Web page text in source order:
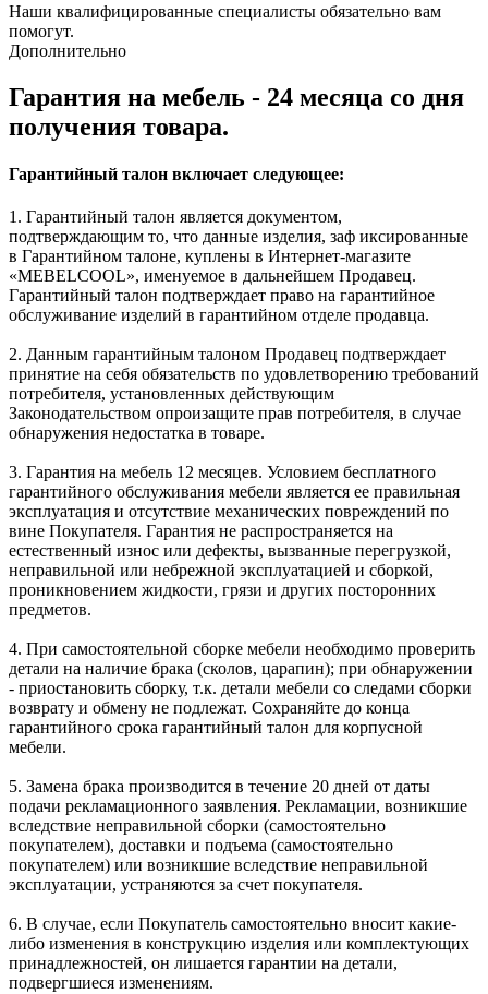
Наши квалифицированные специалисты обязательно вам
помогут.
Дополнительно
Гарантия на мебель - 24 месяца со дня
получения товара.
Гарантийный талон включает следующее:
1. Гарантийный талон является документом,
подтверждающим то, что данные изделия, заф иксированные
в Гарантийном талоне, куплены в Интернет-магазите
«MEBELCOOL», именуемое в дальнейшем Продавец.
Гарантийный талон подтверждает право на гарантийное
обслуживание изделий в гарантийном отделе продавца.
2. Данным гарантийным талоном Продавец подтверждает
принятие на себя обязательств по удовлетворению требований
потребителя, установленных действующим
Законодательством опроизащите прав потребителя, в случае
обнаружения недостатка в товаре.
3. Гарантия на мебель 12 месяцев. Условием бесплатного
гарантийного обслуживания мебели является ее правильная
эксплуатация и отсутствие механических повреждений по
вине Покупателя. Гарантия не распространяется на
естественный износ или дефекты, вызванные перегрузкой,
неправильной или небрежной эксплуатацией и сборкой,
проникновением жидкости, грязи и других посторонних
предметов.
4. При самостоятельной сборке мебели необходимо проверить
детали на наличие брака (сколов, царапин); при обнаружении
- приостановить сборку, т.к. детали мебели со следами сборки
возврату и обмену не подлежат. Сохраняйте до конца
гарантийного срока гарантийный талон для корпусной
мебели.
5. Замена брака производится в течение 20 дней от даты
подачи рекламационного заявления. Рекламации, возникшие
вследствие неправильной сборки (самостоятельно
покупателем), доставки и подъема (самостоятельно
покупателем) или возникшие вследствие неправильной
эксплуатации, устраняются за счет покупателя.
6. В случае, если Покупатель самостоятельно вносит какие-
либо изменения в конструкцию изделия или комплектующих
принадлежностей, он лишается гарантии на детали,
подвергшиеся изменениям.